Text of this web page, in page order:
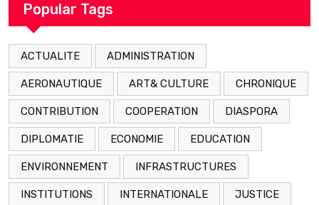
Popular Tags
ACTUALITE ADMINISTRATION
AERONAUTIQUE ART& CULTURE CHRONIQUE
CONTRIBUTION COOPERATION DIASPORA
DIPLOMATIE ECONOMIE EDUCATION
ENVIRONNEMENT INFRASTRUCTURES
INSTITUTIONS INTERNATIONALE JUSTICE